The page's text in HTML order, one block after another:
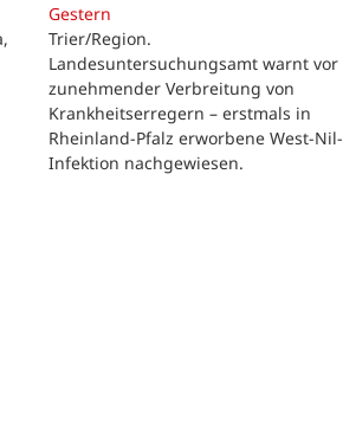
Gestern
Trier/Region.
Landesuntersuchungsamt warnt vor
zunehmender Verbreitung von
Krankheitserregern – erstmals in
Rheinland-Pfalz erworbene West-Nil-
Infektion nachgewiesen.